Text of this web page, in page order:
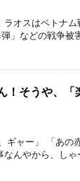
ラオスはベトナ
」などの戦争被
！そうや、「
ギャー」 「あの
なんやから、し